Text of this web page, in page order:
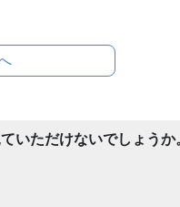
いただけないでしょうか